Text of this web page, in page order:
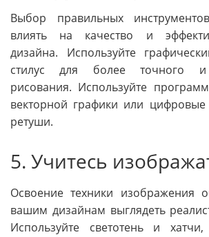
Выбор правильных
влиять на качество и
дизайна. Используйте
стилус для более точного и
рисования. Используйте
векторной графики или
ретуши.
5. Учитесь
Освоение техники изображения
вашим дизайнам выглядеть
Используйте светотень и